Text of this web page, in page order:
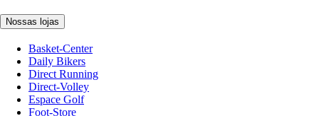
Nossas lojas
Basket-Center
Daily Bikers
Direct Running
Direct-Volley
Espace Golf
Foot-Store